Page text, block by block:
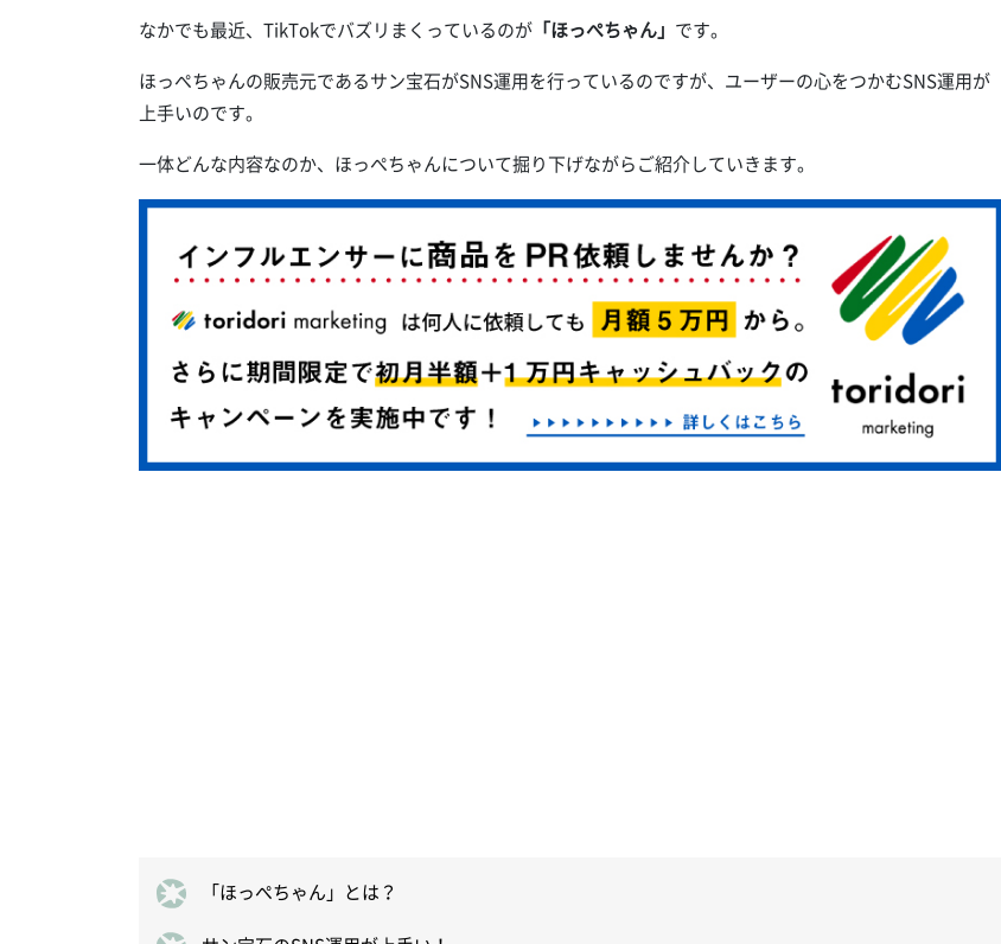
なかでも最近、TikTokでバズリまくっているのが 「ほっぺちゃん」 です。
ほっぺちゃんの販売元であるサン宝石がSNS運用を行っているのですが、ユーザーの心をつかむSNS運用が
上手いのです。
一体どんな内容なのか、ほっぺちゃんについて掘り下げながらご紹介していきます。
「ほっぺちゃん」とは？